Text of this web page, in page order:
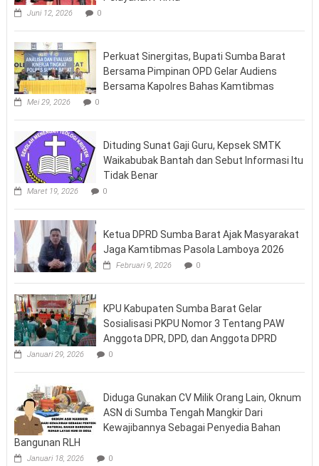
Juni 12, 2026 0
Perkuat Sinergitas, Bupati Sumba Barat
Bersama Pimpinan OPD Gelar Audiens
Bersama Kapolres Bahas Kamtibmas
Mei 29, 2026 0
Dituding Sunat Gaji Guru, Kepsek SMTK
Waikabubak Bantah dan Sebut Informasi Itu
Tidak Benar
Maret 19, 2026 0
Ketua DPRD Sumba Barat Ajak Masyarakat
Jaga Kamtibmas Pasola Lamboya 2026
Februari 9, 2026 0
KPU Kabupaten Sumba Barat Gelar
Sosialisasi PKPU Nomor 3 Tentang PAW
Anggota DPR, DPD, dan Anggota DPRD
Januari 29, 2026 0
Diduga Gunakan CV Milik Orang Lain, Oknum
ASN di Sumba Tengah Mangkir Dari
Kewajibannya Sebagai Penyedia Bahan
Bangunan RLH
Januari 18, 2026 0